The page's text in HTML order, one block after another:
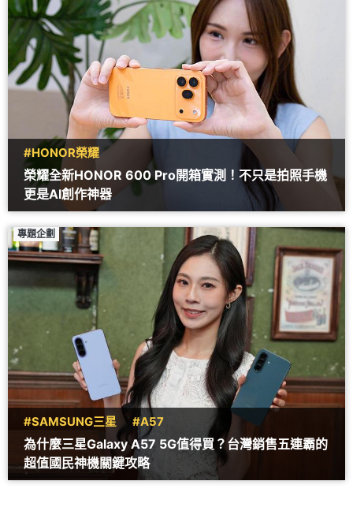
#HONOR榮耀
榮耀全新HONOR 600 Pro開箱實測！不只是拍照手機
更是AI創作神器
專題企劃
#SAMSUNG三星 #A57
為什麼三星Galaxy A57 5G值得買？台灣銷售五連霸的
超值國民神機關鍵攻略